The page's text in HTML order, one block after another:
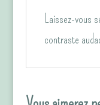
Laissez-vous
contraste